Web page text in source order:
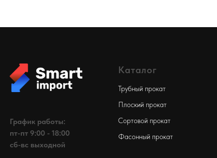
График работы:
пт-пт 9:00 - 18:00
сб-вс выходной
Каталог
Трубный прокат
Плоский прокат
Сортовой прокат
Фасонный прокат